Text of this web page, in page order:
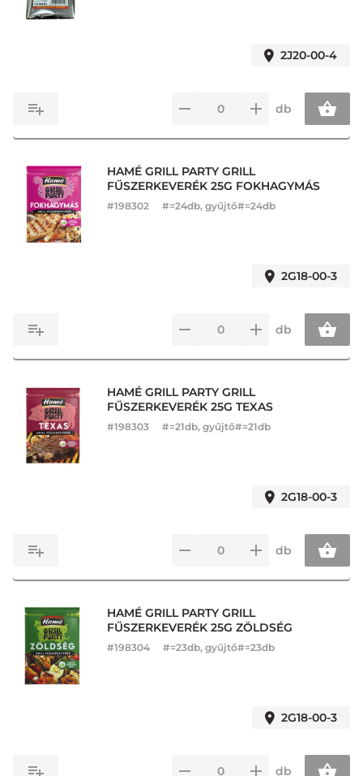
2J20-00-4
db
HAMÉ GRILL PARTY GRILL
FŰSZERKEVERÉK 25G FOKHAGYMÁS
#198302 #=24db, gyűjtő#=24db
2G18-00-3
db
HAMÉ GRILL PARTY GRILL
FŰSZERKEVERÉK 25G TEXAS
#198303 #=21db, gyűjtő#=21db
2G18-00-3
db
HAMÉ GRILL PARTY GRILL
FŰSZERKEVERÉK 25G ZÖLDSÉG
#198304 #=23db, gyűjtő#=23db
2G18-00-3
db